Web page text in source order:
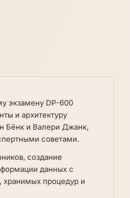
экзамену DP-600
и архитектуру
Бёнк и Валери Джанк,
советами.
создание
данных с
хранимых процедур и